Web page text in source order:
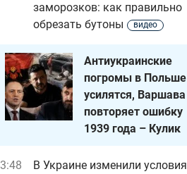
заморозков: как правильно
обрезать бутоны
видео
Антиукраинские
погромы в Польше
усилятся, Варшава
повторяет ошибку
1939 года – Кулик
В Украине изменили условия